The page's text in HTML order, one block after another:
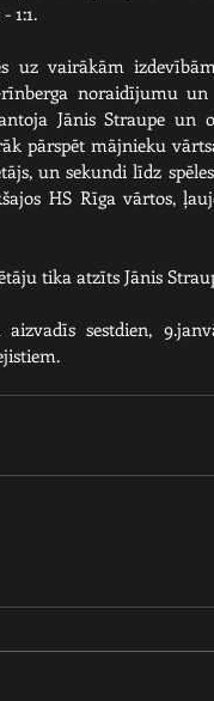
1:1.
uz vairākām
noraidījumu
Jānis Straupe un
pārspēt mājnieku
un sekundi līdz
HS Rīga vārtos,
tika atzīts Jānis
aizvadīs sestdien,